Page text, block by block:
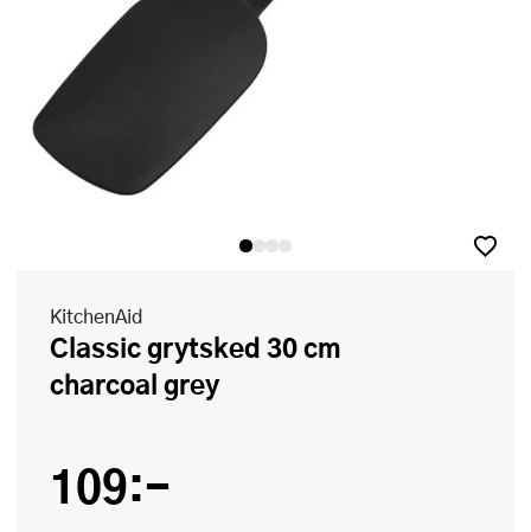
KitchenAid
Classic grytsked 30 cm
charcoal grey
109:-